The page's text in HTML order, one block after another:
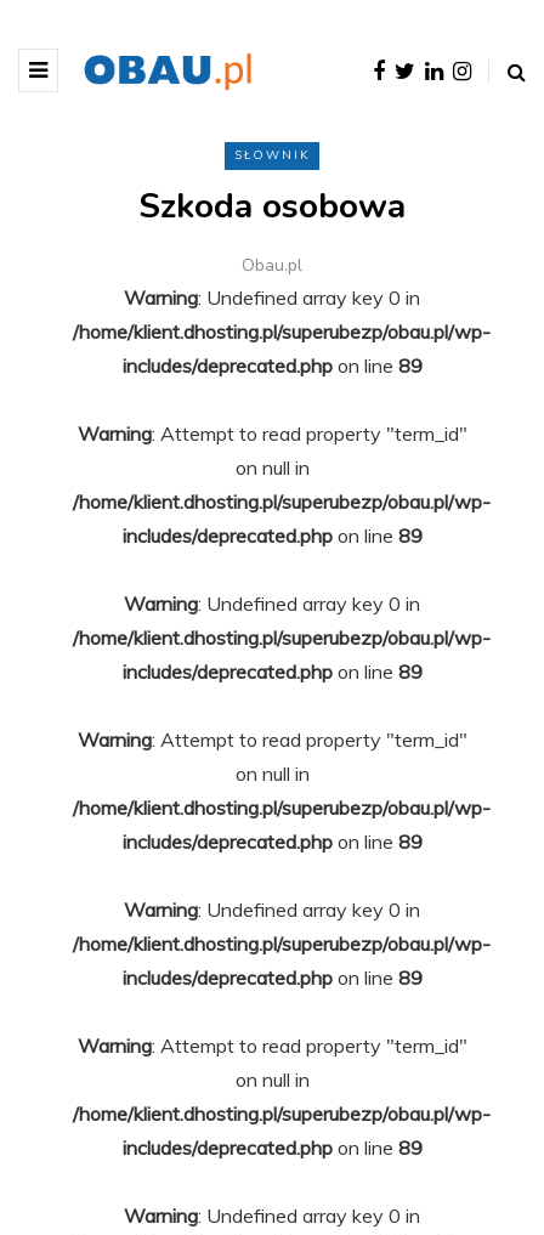
SŁOWNIK
Szkoda osobowa
Obau.pl
Warning: Undefined array key 0 in
/home/klient.dhosting.pl/superubezp/obau.pl/wp-
includes/deprecated.phpon line 89
Warning: Attempt to read property "term_id"
on null in
/home/klient.dhosting.pl/superubezp/obau.pl/wp-
includes/deprecated.phpon line 89
Warning: Undefined array key 0 in
/home/klient.dhosting.pl/superubezp/obau.pl/wp-
includes/deprecated.phpon line 89
Warning: Attempt to read property "term_id"
on null in
/home/klient.dhosting.pl/superubezp/obau.pl/wp-
includes/deprecated.phpon line 89
Warning: Undefined array key 0 in
/home/klient.dhosting.pl/superubezp/obau.pl/wp-
includes/deprecated.phpon line 89
Warning: Attempt to read property "term_id"
on null in
/home/klient.dhosting.pl/superubezp/obau.pl/wp-
includes/deprecated.phpon line 89
Warning: Undefined array key 0 in